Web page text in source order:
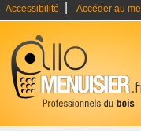
Accessibilité Accéder au